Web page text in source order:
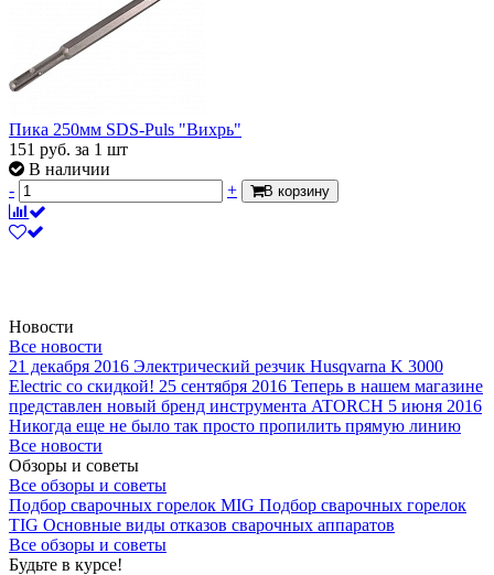
Пика 250мм SDS-Puls "Вихрь"
151 руб. за 1 шт
В наличии
-
+ В корзину
Новости
Все новости
21 декабря 2016 Электрический резчик Husqvarna K 3000
Electric со скидкой! 25 сентября 2016 Теперь в нашем магазине
представлен новый бренд инструмента ATORCH 5 июня 2016
Никогда еще не было так просто пропилить прямую линию
Все новости
Обзоры и советы
Все обзоры и советы
Подбор сварочных горелок MIG Подбор сварочных горелок
TIG Основные виды отказов сварочных аппаратов
Все обзоры и советы
Будьте в курсе!